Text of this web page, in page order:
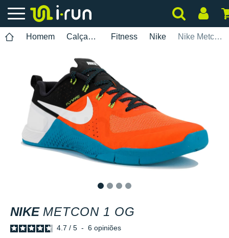
Homem Calçados Fitness Nike Nike Metcon 1 OG
NIKE METCON 1 OG
4.7 / 5 - 6 opiniões